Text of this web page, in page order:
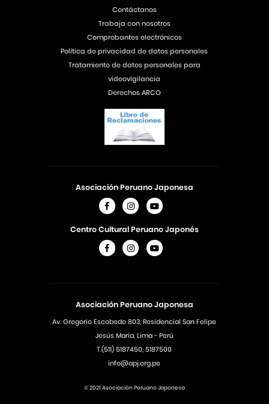
Asociación Peruano Japonesa
Av. Gregorio Escobedo 803, Residencial San Felipe
Jesús Maria, Lima - Perú
T.(511) 5187450, 5187500
info@apj.org.pe
Asociación Peruano Japonesa
Centro Cultural Peruano Japonés
Contáctanos
Trabaja con nosotros
Comprobantes electrónicos
Política de privacidad de datos personales
Tratamiento de datos personales para
videovigilancia
Derechos ARCO
© 2021 Asociación Peruano Japonesa